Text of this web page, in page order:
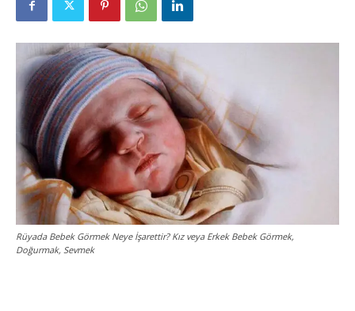
Rüyada Bebek Görmek Neye İşarettir? Kız veya Erkek Bebek Görmek,
Doğurmak, Sevmek